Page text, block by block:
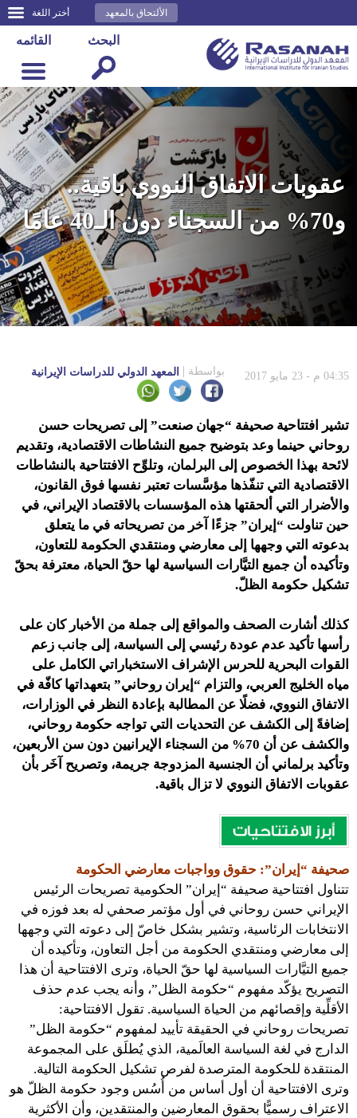
أختر اللغة الألتحاق بالمعهد
القائمه البحث
عقوبات الاتفاق النووي باقية..
و70% من السجناء دون الـ40 عامًا
04:35 م - 23 مايو 2017 بواسطة المعهد الدولي للدراسات الإيرانية
تشير افتتاحية صحيفة “جهان صنعت” إلى تصريحات حسن
روحاني حينما وعد بتوضيح جميع النشاطات الاقتصادية، وتقديم
لائحة بهذا الخصوص إلى البرلمان، وتلوِّح الافتتاحية بالنشاطات
الاقتصادية التي تنفّذها مؤسَّسات تعتبر نفسها فوق القانون،
والأضرار التي ألحقتها هذه المؤسسات بالاقتصاد الإيراني، في
حين تناولت “إيران” جزءًا آخر من تصريحاته في ما يتعلق
بدعوته التي وجهها إلى معارضي ومنتقدي الحكومة للتعاون،
وتأكيده أن جميع التيَّارات السياسية لها حقّ الحياة، معترفة بحقّ
تشكيل حكومة الظلّ.
كذلك أشارت الصحف والمواقع إلى جملة من الأخبار كان على
رأسها تأكيد عدم عودة رئيسي إلى السياسة، إلى جانب زعم
القوات البحرية للحرس الإشراف الاستخباراتي الكامل على
مياه الخليج العربي، والتزام “إيران روحاني” بتعهداتها كافّة في
الاتفاق النووي، فضلًا عن المطالبة بإعادة النظر في الوزارات،
إضافةً إلى الكشف عن التحديات التي تواجه حكومة روحاني،
والكشف عن أن 70% من السجناء الإيرانيين دون سن الأربعين،
وتأكيد برلماني أن الجنسية المزدوجة جريمة، وتصريح آخَر بأن
عقوبات الاتفاق النووي لا تزال باقية.
صحيفة “إيران”: حقوق وواجبات معارضي الحكومة
تتناول افتتاحية صحيفة “إيران” الحكومية تصريحات الرئيس
الإيراني حسن روحاني في أول مؤتمر صحفي له بعد فوزه في
الانتخابات الرئاسية، وتشير بشكل خاصّ إلى دعوته التي وجهها
إلى معارضي ومنتقدي الحكومة من أجل التعاون، وتأكيده أن
جميع التيَّارات السياسية لها حقّ الحياة، وترى الافتتاحية أن هذا
التصريح يؤكّد مفهوم “حكومة الظل”، وأنه يجب عدم حذف
الأقلِّية وإقصائهم من الحياة السياسية. تقول الافتتاحية:
تصريحات روحاني في الحقيقة تأييد لمفهوم “حكومة الظل”
الدارج في لغة السياسة العالَمية، الذي يُطلَق على المجموعة
المنتقدة للحكومة المترصدة لفرص تشكيل الحكومة التالية.
وترى الافتتاحية أن أول أساس من أُسُس وجود حكومة الظلّ هو
الاعتراف رسميًّا بحقوق المعارضين والمنتقدين، وأن الأكثرية